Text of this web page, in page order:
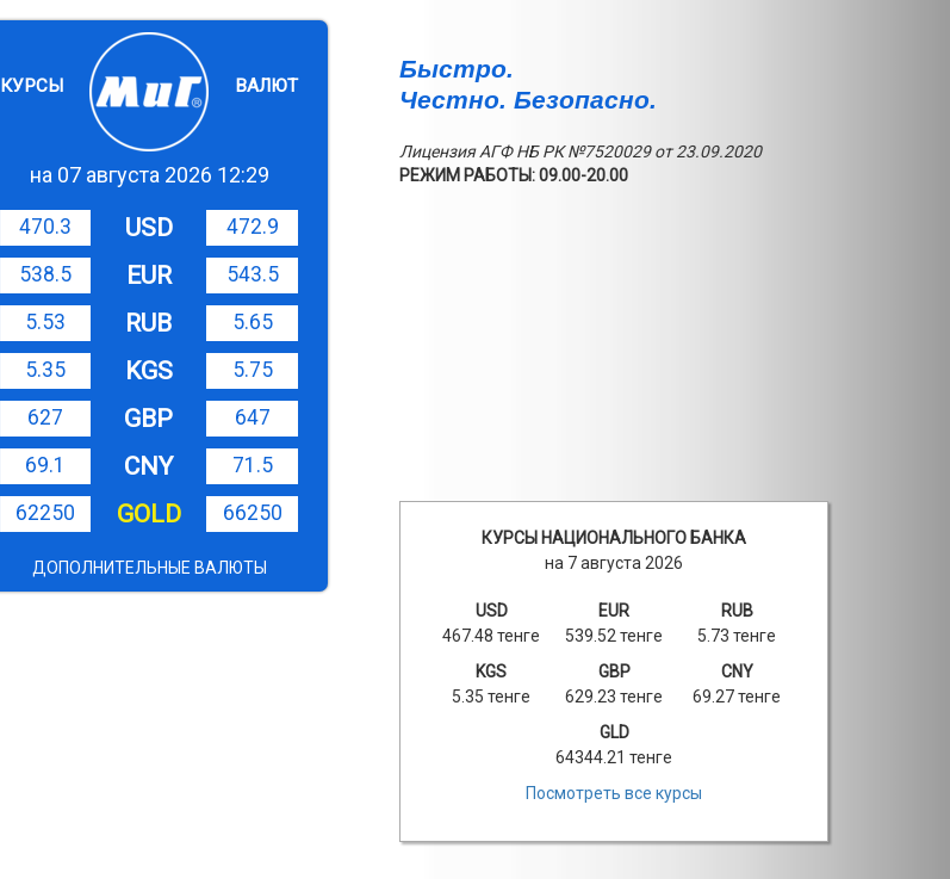
Быстро.
Честно. Безопасно.
КУРСЫ ВАЛЮТ
на 07 августа 2026 12:29
470.3 USD
472.9
538.5
EUR
543.5
5.53
RUB
5.65
5.35
KGS
5.75
627
GBP
647
69.1
CNY
71.5
62250
GOLD 66250
ДОПОЛНИТЕЛЬНЫЕ ВАЛЮТЫ
Лицензия АГФ НБ РК №7520029 от 23.09.2020
РЕЖИМ РАБОТЫ: 09.00-20.00
КУРСЫ НАЦИОНАЛЬНОГО БАНКА
на 7 августа 2026
USD
467.48 тенге
EUR
539.52 тенге
RUB
5.73 тенге
KGS
5.35 тенге
GBP
629.23 тенге
CNY
69.27 тенге
GLD
64344.21 тенге
Посмотреть все курсы